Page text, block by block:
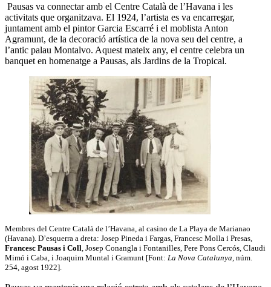
Pausas va connectar amb el Centre Català de l’Havana i les
activitats que organitzava. El 1924, l’artista es va encarregar,
juntament amb el pintor Garcia Escarré i el moblista Anton
Agramunt, de la decoració artística de la nova seu del centre, a
l’antic palau Montalvo. Aquest mateix any, el centre celebra un
banquet en homenatge a Pausas, als Jardins de la Tropical.
Membres del Centre Català de l’Havana, al casino de La Playa de Marianao
(Havana). D’esquerra a dreta: Josep Pineda i Fargas, Francesc Molla i Presas,
Francesc Pausas i Coll , Josep Conangla i Fontanilles, Pere Pons Cercós, Claudi
Mimó i Caba, i Joaquim Muntal i Gramunt [Font: La Nova Catalunya , núm.
254, agost 1922].